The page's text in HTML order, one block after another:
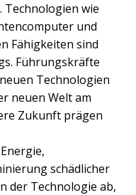
wie
und
Fähigkeiten sind
Führungskräfte
Technologien
neuen Welt am
Zukunft prägen
schädlicher
der Technologie ab,